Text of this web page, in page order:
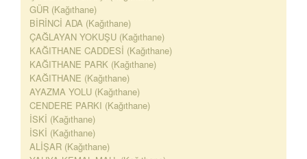
GÜR (Kağıthane)
BİRİNCİ ADA (Kağıthane)
ÇAĞLAYAN YOKUŞU (Kağıthane)
KAĞITHANE CADDESİ (Kağıthane)
KAĞITHANE PARK (Kağıthane)
KAĞITHANE (Kağıthane)
AYAZMA YOLU (Kağıthane)
CENDERE PARKI (Kağıthane)
İSKİ (Kağıthane)
İSKİ (Kağıthane)
ALİŞAR (Kağıthane)